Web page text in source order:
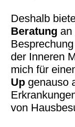
Deshalb
Beratung
der Inneren
mich für
Up genauso
von